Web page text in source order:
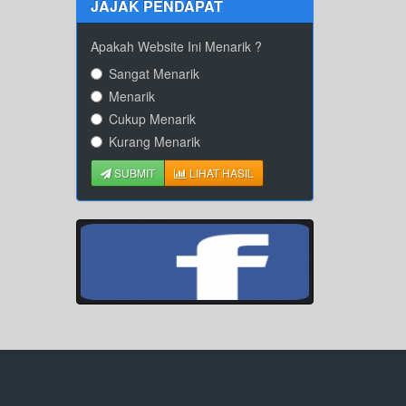
JAJAK PENDAPAT
Apakah Website Ini Menarik ?
Sangat Menarik
Menarik
Cukup Menarik
Kurang Menarik
SUBMIT LIHAT HASIL